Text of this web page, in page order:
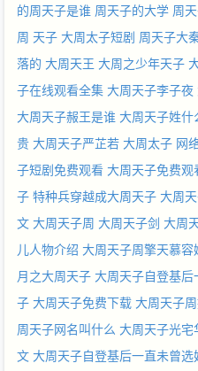
的周天子是谁 周天子的大学 周
周 天子 大周太子短剧 周天子大
落的 大周天王 大周之少年天子
子在线观看全集 大周天子李子夜
大周天子赧王是谁 大周天子姓什
贵 大周天子严芷若 大周太子 网
子短剧免费观看 大周天子免费观
子 特种兵穿越成大周天子 大周
文 大周天子周 大周天子剑 大周
儿人物介绍 大周天子周擎天慕容
月之大周天子 大周天子自登基后
子 大周天子免费下载 大周天子
周天子网名叫什么 大周天子光宅
文 大周天子自登基后一直未曾选